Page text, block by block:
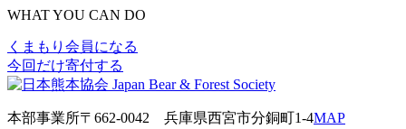
WHAT YOU CAN DO
くまもり会員になる
今回だけ寄付する
本部事業所〒662-0042 兵庫県西宮市分銅町1-4MAP